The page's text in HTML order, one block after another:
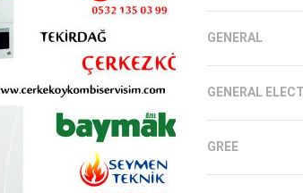
GENERAL
GENERAL
GREE